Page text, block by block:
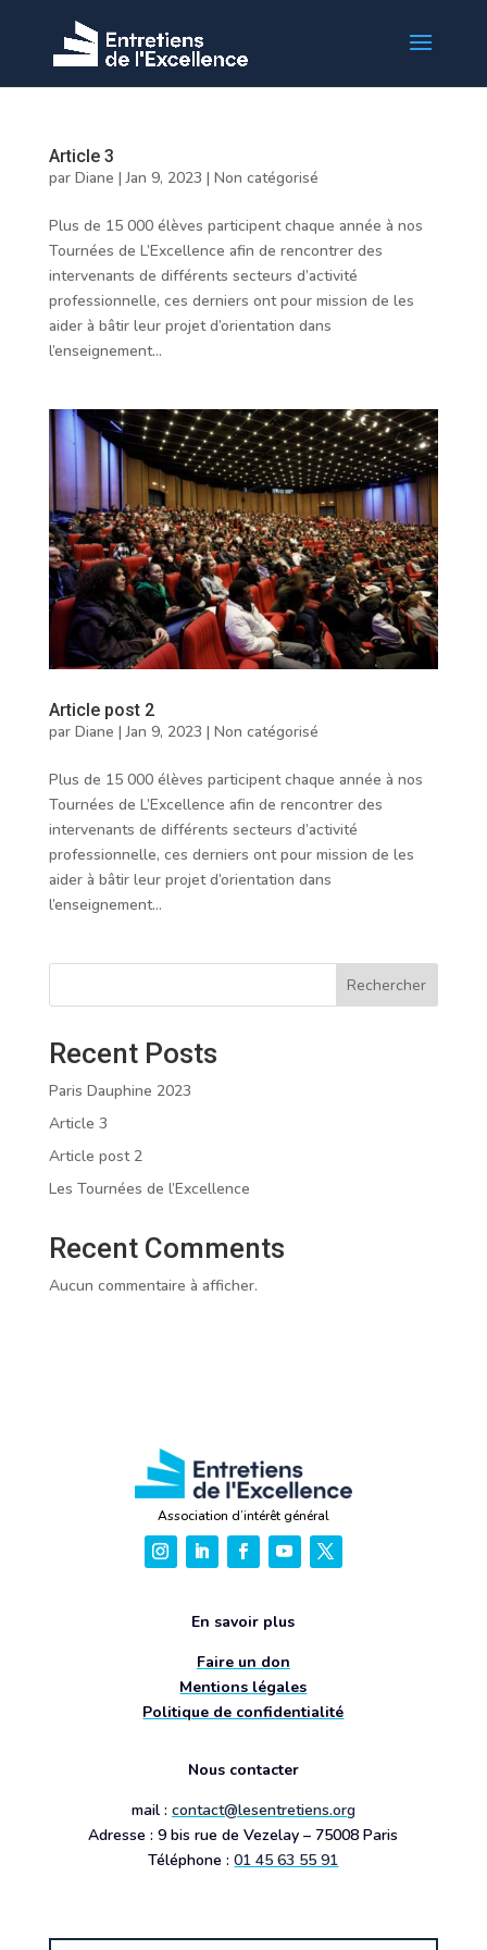
Article 3
par Diane |Jan 9, 2023 | Non catégorisé
Plus de 15 000 élèves participent chaque année à nos
Tournées de L’Excellence afin de rencontrer des
intervenants de différents secteurs d’activité
professionnelle, ces derniers ont pour mission de les
aider à bâtir leur projet d’orientation dans
l’enseignement...
Article post 2
par Diane |Jan 9, 2023 | Non catégorisé
Plus de 15 000 élèves participent chaque année à nos
Tournées de L’Excellence afin de rencontrer des
intervenants de différents secteurs d’activité
professionnelle, ces derniers ont pour mission de les
aider à bâtir leur projet d’orientation dans
l’enseignement...
Rechercher
Recent Posts
Paris Dauphine 2023
Article 3
Article post 2
Les Tournées de l’Excellence
Recent Comments
Aucun commentaire à afficher.
Association d’intérêt général
En savoir plus
Faire un don
Mentions légales
Politique de confidentialité
Nous contacter
mail : contact@lesentretiens.org
Adresse : 9 bis rue de Vezelay – 75008 Paris
Téléphone :01 45 63 55 91